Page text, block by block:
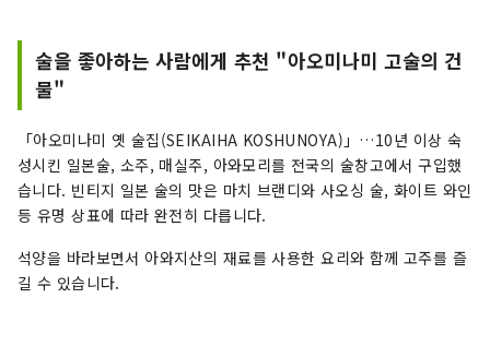
술을 좋아하는 사람에게 추천 "아오미나미 고술의 건
물"
「아오미나미 옛 술집(SEIKAIHA KOSHUNOYA)」…10년 이상 숙
성시킨 일본술, 소주, 매실주, 아와모리를 전국의 술창고에서 구입했
습니다. 빈티지 일본 술의 맛은 마치 브랜디와 사오싱 술, 화이트 와인
등 유명 상표에 따라 완전히 다릅니다.
석양을 바라보면서 아와지산의 재료를 사용한 요리와 함께 고주를 즐
길 수 있습니다.